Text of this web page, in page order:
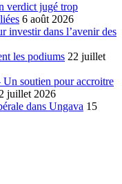
verdict jugé trop
6 août 2026
investir dans l’avenir des
les podiums 22 juillet
soutien pour accroitre
juillet 2026
dans Ungava 15